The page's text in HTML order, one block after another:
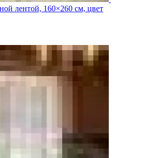
лентой, 160×260 см, цвет